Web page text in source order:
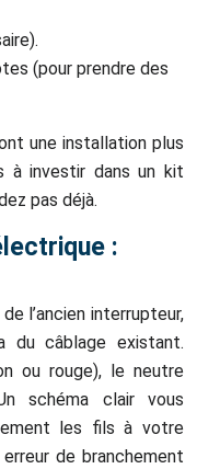
(pour prendre des
une installation plus
à investir dans un kit
pas déjà.
:
l’ancien interrupteur,
du câblage existant.
ou rouge), le neutre
schéma clair vous
les fils à votre
de branchement